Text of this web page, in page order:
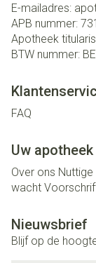
E-mailadres:
APB nummer:
Apotheek
BTW nummer:
FAQ
Uw apotheek
Over ons Nuttige
wacht
Nieuwsbrief
Blijf op de